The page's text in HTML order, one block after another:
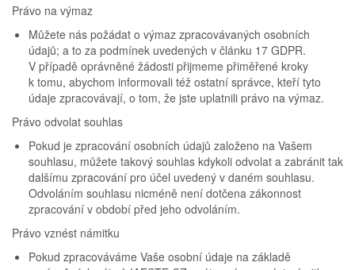
Právo na výmaz
Můžete nás požádat o výmaz zpracovávaných osobních
údajů; a to za podmínek uvedených v článku 17 GDPR.
V případě oprávněné žádosti přijmeme přiměřené kroky
k tomu, abychom informovali též ostatní správce, kteří tyto
údaje zpracovávají, o tom, že jste uplatnili právo na výmaz.
Právo odvolat souhlas
Pokud je zpracování osobních údajů založeno na Vašem
souhlasu, můžete takový souhlas kdykoli odvolat a zabránit tak
dalšímu zpracování pro účel uvedený v daném souhlasu.
Odvoláním souhlasu nicméně není dotčena zákonnost
zpracování v období před jeho odvoláním.
Právo vznést námitku
Pokud zpracováváme Vaše osobní údaje na základě